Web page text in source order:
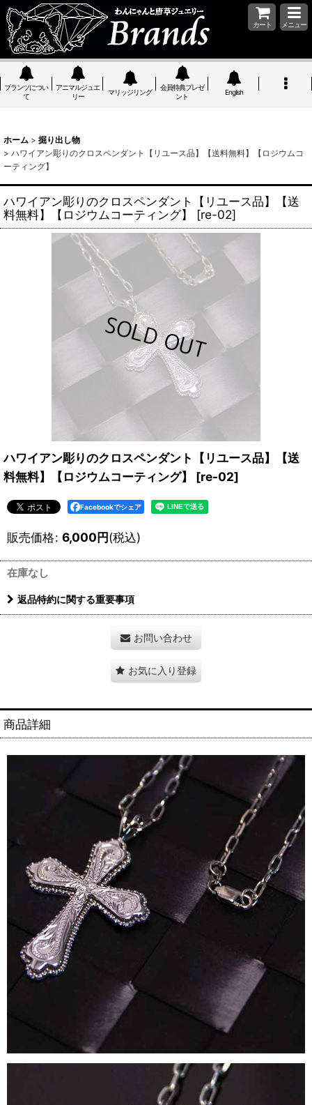
カート メニュー
ブランツについ
て
アニマルジュエ
リー
マリッジリング
会員特典プレゼ
ント
English
ホーム > 掘り出し物
> ハワイアン彫りのクロスペンダント【リユース品】【送料無料】【ロジウムコ
ーティング】
ハワイアン彫りのクロスペンダント【リユース品】【送
料無料】【ロジウムコーティング】
[re-02]
ハワイアン彫りのクロスペンダント【リユース品】【送
料無料】【ロジウムコーティング】
[re-02]
Facebookでシェア
販売価格: 6,000円(税込)
在庫なし
返品特約に関する重要事項
お問い合わせ
お気に入り登録
商品詳細